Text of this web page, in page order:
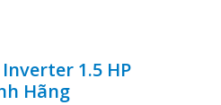
1.5 HP
Hãng